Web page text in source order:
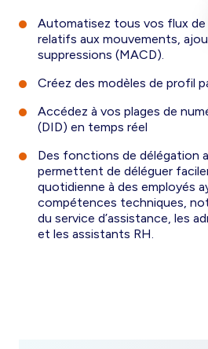
Automatisez tous vos flux
relatifs aux mouvements,
suppressions (MACD).
Créez des modèles de profil
Accédez à vos plages de
(DID) en temps réel
Des fonctions de délégation
permettent de déléguer
quotidienne à des employés
compétences techniques,
du service d’assistance, les
et les assistants RH.